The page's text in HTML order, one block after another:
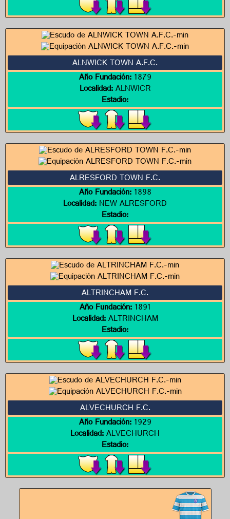
ALNWICK TOWN A.F.C.
Año Fundación:1879
Localidad:ALNWICR
Estadio:
ALRESFORD TOWN F.C.
Año Fundación:1898
Localidad:NEW ALRESFORD
Estadio:
ALTRINCHAM F.C.
Año Fundación:1891
Localidad:ALTRINCHAM
Estadio:
ALVECHURCH F.C.
Año Fundación:1929
Localidad:ALVECHURCH
Estadio: